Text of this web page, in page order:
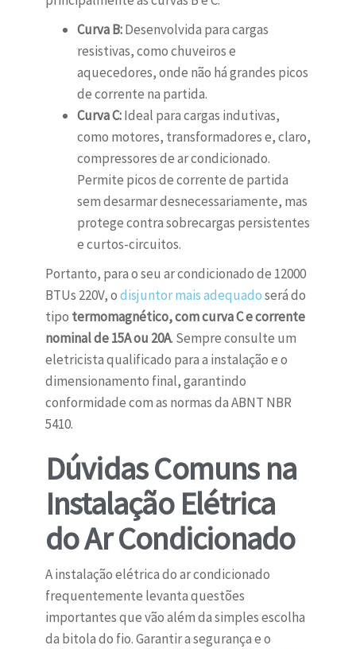
Curva B:Desenvolvida para cargas
resistivas, como chuveiros e
aquecedores, onde não há grandes picos
de corrente na partida.
Curva C:Ideal para cargas indutivas,
como motores, transformadores e, claro,
compressores de ar condicionado.
Permite picos de corrente de partida
sem desarmar desnecessariamente, mas
protege contra sobrecargas persistentes
e curtos-circuitos.
Portanto, para o seu ar condicionado de 12000
BTUs 220V, odisjuntor mais adequadoserá do
tipo termomagnético, com curva C e corrente
nominal de 15A ou 20A. Sempre consulte um
eletricista qualificado para a instalação e o
dimensionamento final, garantindo
conformidade com as normas da ABNT NBR
5410.
Dúvidas Comuns na
Instalação Elétrica
do Ar Condicionado
A instalação elétrica do ar condicionado
frequentemente levanta questões
importantes que vão além da simples escolha
da bitola do fio. Garantir a segurança e o